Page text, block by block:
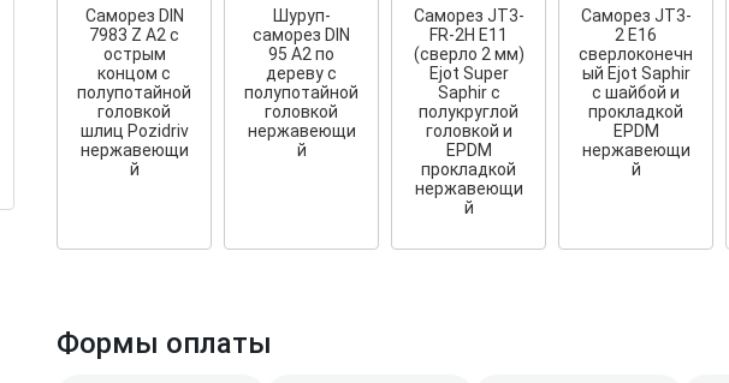
остатков по ценам 2020 года!
и фасадов.
Саморез DIN
7983 Z A2 с
острым
концом с
полупотайной
головкой
шлиц Pozidriv
нержавеющи
й
Шуруп-
саморез DIN
95 А2 по
дереву с
полупотайной
головкой
нержавеющи
й
Саморез JT3-
FR-2H E11
(сверло 2 мм)
Ejot Super
Saphir с
полукруглой
головкой и
EPDM
прокладкой
нержавеющи
й
Саморез JT3-
2 E16
сверлоконечн
ый Ejot Saphir
с шайбой и
прокладкой
EPDM
нержавеющи
й
Формы оплаты